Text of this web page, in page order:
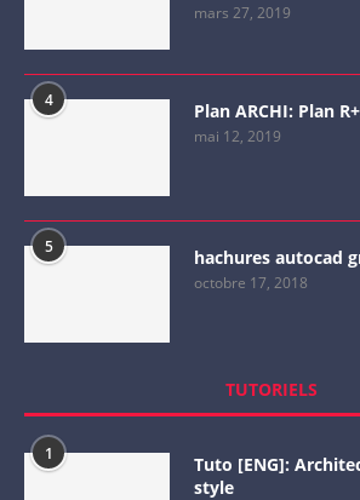
mars 27, 2019
4 Plan ARCHI: Plan
mai 12, 2019
5 hachures autocad
octobre 17, 2018
TUTORIELS
1
Tuto [ENG]:
style